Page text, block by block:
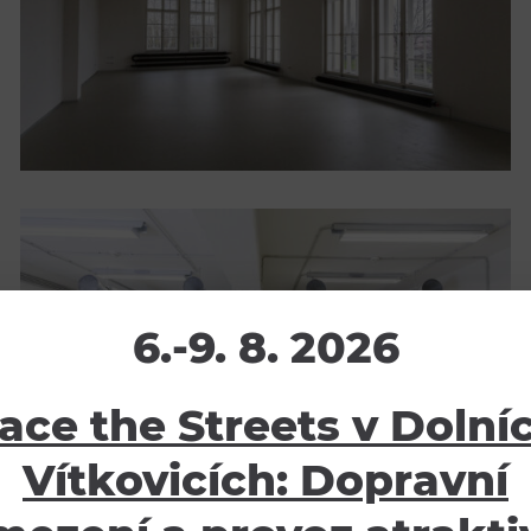
6.-9. 8. 2026
the Streets v
Vítkovicích: Dopravní